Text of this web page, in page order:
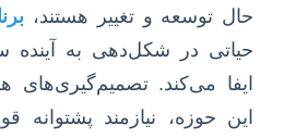
حال توسعه و تغییر هستند،
حیاتی در شکل‌دهی به آینده
ایفا می‌کند. تصمیم‌گیری‌های
این حوزه، نیازمند